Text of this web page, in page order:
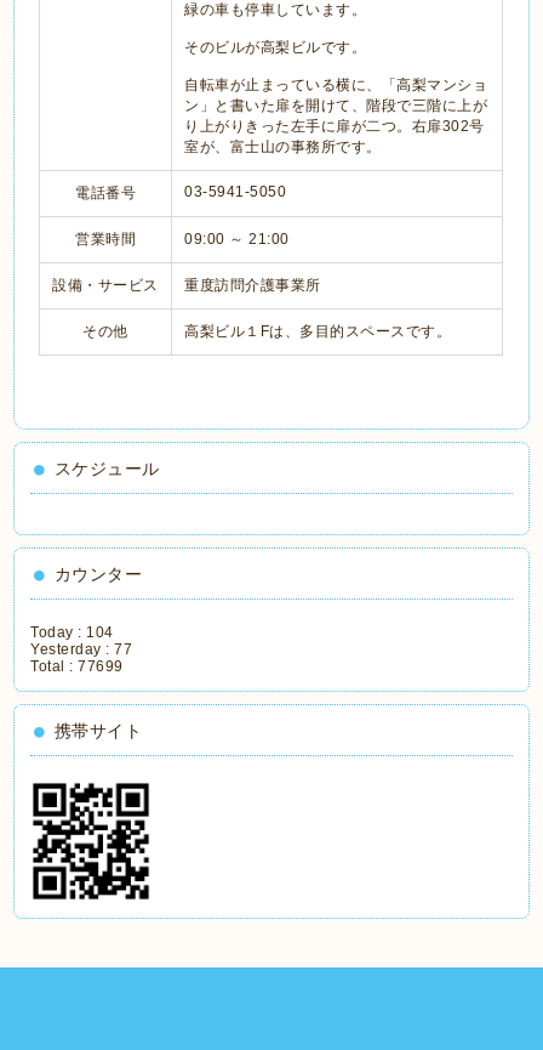
緑の車も停車しています。
そのビルが高梨ビルです。
自転車が止まっている横に、「高梨マンショ
ン」と書いた扉を開けて、階段で三階に上が
り上がりきった左手に扉が二つ。右扉302号
室が、富士山の事務所です。
電話番号 03-5941-5050
営業時間 09:00 ～ 21:00
設備・サービス 重度訪問介護事業所
その他 高梨ビル１Fは、多目的スペースです。
スケジュール
カウンター
Today : 104
Yesterday :77
Total :77699
携帯サイト